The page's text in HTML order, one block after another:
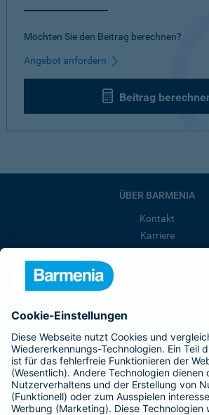
Möchten Sie den Beitrag berechnen?
Angebot anfordern
Beitrag
ÜBER BARMENIA
Kontakt
Karriere
Barmenia ist Teil der
BELIEBTE SEITEN
Kranken-
Tierversicherungen
Haftpflichtversicherung